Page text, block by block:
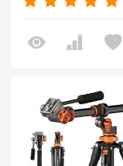
coluna central
transversal e